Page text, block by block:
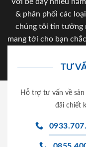
Với bề dày nhiều
& phân phối các
chúng tôi tin tưởng
mang tới cho bạn
TƯ
Hỗ trợ tư vấn về sản
đãi chiết